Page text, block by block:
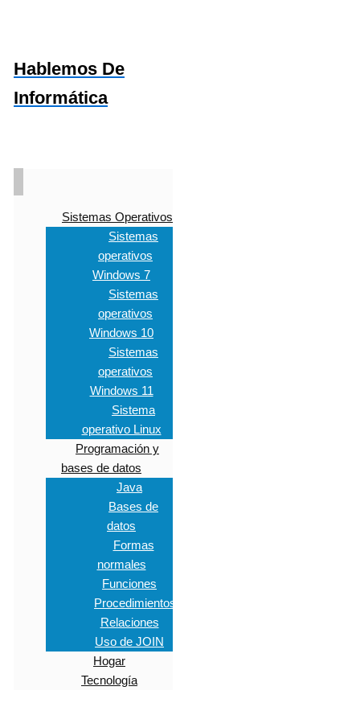
Hablemos De
Informática
Sistemas Operativos
Sistemas
operativos
Windows 7
Sistemas
operativos
Windows 10
Sistemas
operativos
Windows 11
Sistema
operativo Linux
Programación y
bases de datos
Java
Bases de
datos
Formas
normales
Funciones
Procedimientos
Relaciones
Uso de JOIN
Hogar
Tecnología